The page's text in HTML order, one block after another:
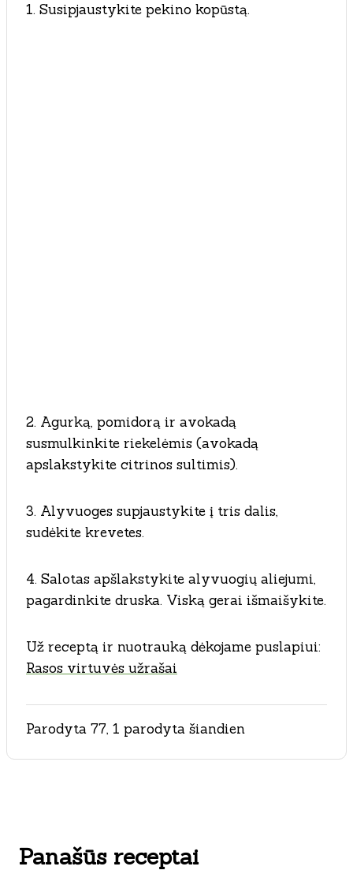
1. Susipjaustykite pekino kopūstą.
2. Agurką, pomidorą ir avokadą
susmulkinkite riekelėmis (avokadą
apslakstykite citrinos sultimis).
3. Alyvuoges supjaustykite į tris dalis,
sudėkite krevetes.
4. Salotas apšlakstykite alyvuogių aliejumi,
pagardinkite druska. Viską gerai išmaišykite.
Už receptą ir nuotrauką dėkojame puslapiui:
Rasos virtuvės užrašai
Parodyta 77, 1 parodyta šiandien
Panašūs receptai